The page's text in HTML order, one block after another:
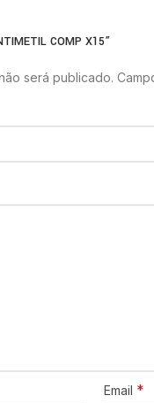
COMP X15”
será publicado.
Email *